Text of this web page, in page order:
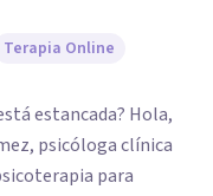
Terapia Online
estancada? Hola,
psicóloga clínica
para